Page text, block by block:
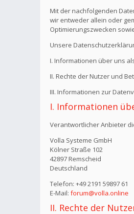
Mit der nachfolgenden
wir entweder allein oder
Optimierungszwecken
Unsere
I. Informationen über uns
II. Rechte der Nutzer und
III. Informationen zur
I. Informationen
Verantwortlicher Anbieter
Volla Systeme GmbH
Kölner Straße 102
42897 Remscheid
Deutschland
Telefon: +49 2191 59897 61
E-Mail: forum@volla.online
II. Rechte der